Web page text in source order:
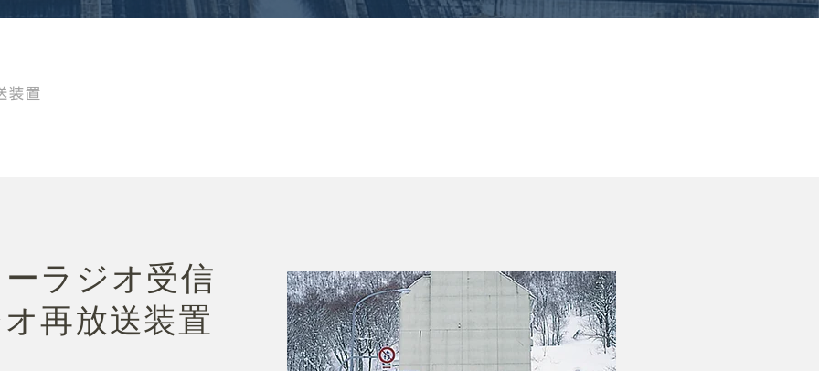
装置
ラジオ受信
再放送装置